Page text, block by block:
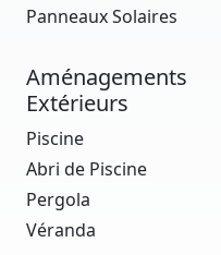
Panneaux Solaires
Aménagements
Extérieurs
Piscine
Abri de Piscine
Pergola
Véranda